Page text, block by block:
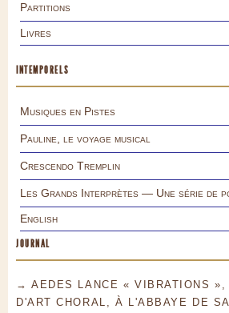
Partitions
Livres
INTEMPORELS
Musiques en Pistes
Pauline, le voyage musical
Crescendo Tremplin
Les Grands Interprètes — Une série de
English
JOURNAL
→ AEDES LANCE « VIBRATIONS »,
D'ART CHORAL, À L'ABBAYE DE